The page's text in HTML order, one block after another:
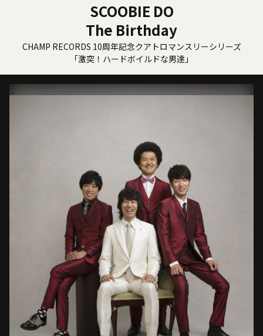
SCOOBIE DO
The Birthday
CHAMP RECORDS 10周年記念クアトロマンスリーシリーズ
「激突！ハードボイルドな男達」